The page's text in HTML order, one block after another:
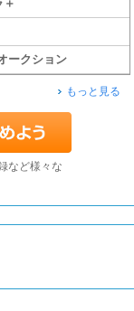
＋
ークション
もっと見る
など様々な